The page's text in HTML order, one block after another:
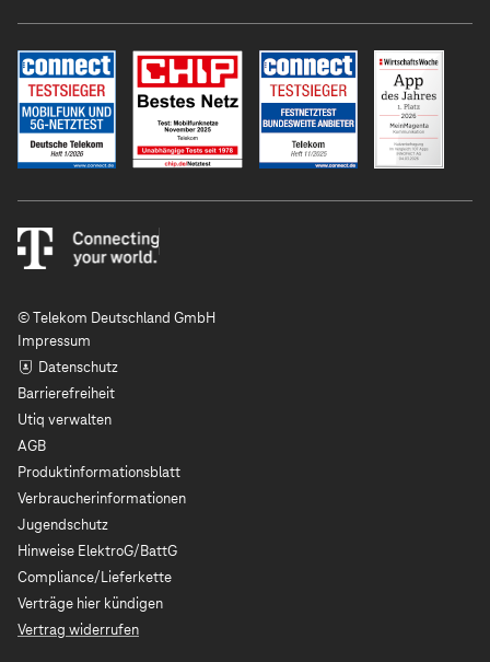
© Telekom Deutschland GmbH
Impressum
Datenschutz
Barrierefreiheit
Utiq verwalten
AGB
Produktinformationsblatt
Verbraucherinformationen
Jugendschutz
Hinweise ElektroG/BattG
Compliance/Lieferkette
Verträge hier kündigen
Vertrag widerrufen